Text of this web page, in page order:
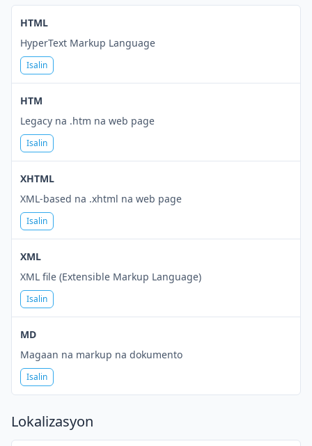
HTML
HyperText Markup Language
Isalin
HTM
Legacy na .htm na web page
Isalin
XHTML
XML-based na .xhtml na web page
Isalin
XML
XML file (Extensible Markup Language)
Isalin
MD
Magaan na markup na dokumento
Isalin
Lokalizasyon